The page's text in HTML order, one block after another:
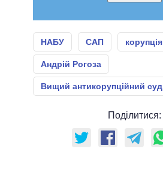
НАБУ САП корупція
Андрій Рогоза
Вищий антикорупційний суд
Поділитися: